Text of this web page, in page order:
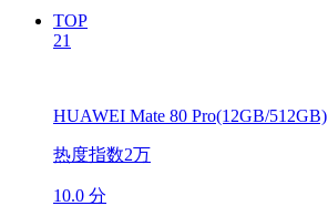
TOP
21
HUAWEI Mate 80 Pro(12GB/512GB)
热度指数2万
10.0 分